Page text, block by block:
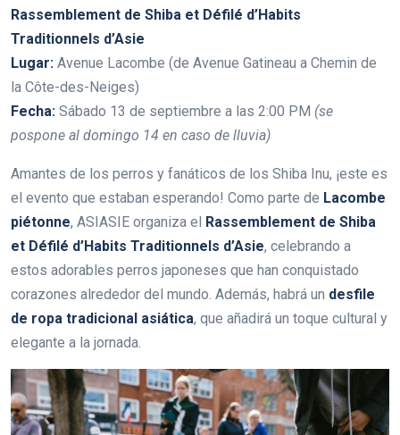
Rassemblement de Shiba et Défilé d’Habits
Traditionnels d’Asie
Lugar: Avenue Lacombe (de Avenue Gatineau a Chemin de
la Côte-des-Neiges)
Fecha: Sábado 13 de septiembre a las 2:00 PM (se
pospone al domingo 14 en caso de lluvia)
Amantes de los perros y fanáticos de los Shiba Inu, ¡este es
el evento que estaban esperando! Como parte de Lacombe
piétonne, ASIASIE organiza el Rassemblement de Shiba
et Défilé d’Habits Traditionnels d’Asie, celebrando a
estos adorables perros japoneses que han conquistado
corazones alrededor del mundo. Además, habrá un desfile
de ropa tradicional asiática, que añadirá un toque cultural y
elegante a la jornada.